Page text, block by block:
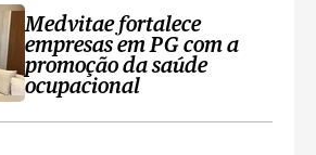
Medvitae fortalece
empresas em PG com a
promoção da saúde
ocupacional